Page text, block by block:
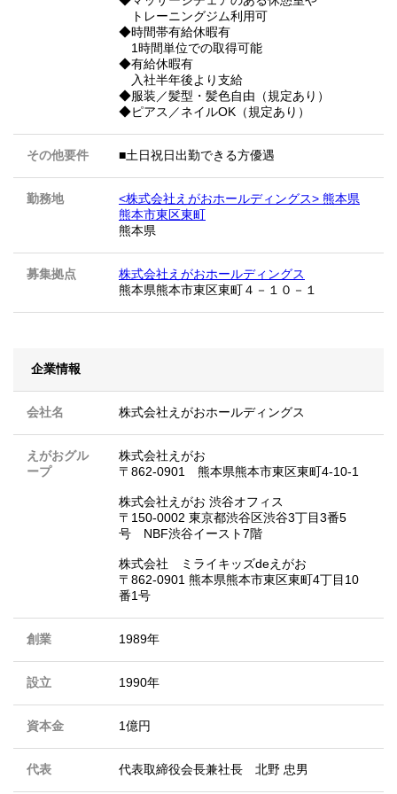
トレーニングジム利用可
◆時間帯有給休暇有
1時間単位での取得可能
◆有給休暇有
入社半年後より支給
◆服装／髪型・髪色自由（規定あり）
◆ピアス／ネイルOK（規定あり）
その他要件 ■土日祝日出勤できる方優遇
勤務地
<株式会社えがおホールディングス> 熊本県
熊本市東区東町
熊本県
募集拠点
株式会社えがおホールディングス
熊本県熊本市東区東町４－１０－１
企業情報
会社名 株式会社えがおホールディングス
えがおグル
ープ
株式会社えがお
〒862-0901 熊本県熊本市東区東町4-10-1
株式会社えがお 渋谷オフィス
〒150-0002 東京都渋谷区渋谷3丁目3番5
号 NBF渋谷イースト7階
株式会社 ミライキッズdeえがお
〒862-0901 熊本県熊本市東区東町4丁目10
番1号
創業 1989年
設立 1990年
資本金 1億円
代表 代表取締役会長兼社長 北野 忠男